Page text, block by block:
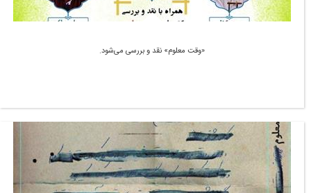
«وقت معلوم» نقد و بررسی می‌شود.